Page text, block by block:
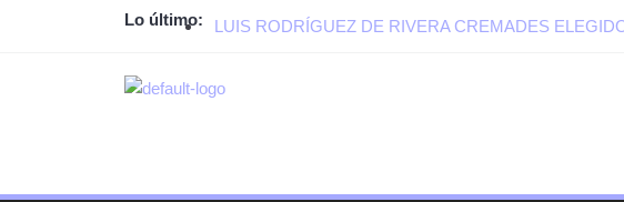
Lo último: LUIS RODRÍGUEZ DE RIVERA CREMADES